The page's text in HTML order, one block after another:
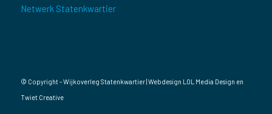
Netwerk Statenkwartier
© Copyright - Wijkoverleg Statenkwartier | Webdesign LOL Media Design en
Twiet Creative